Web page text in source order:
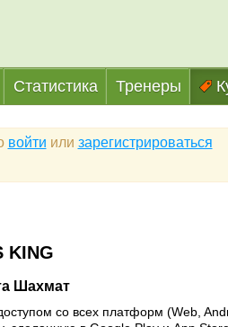
Статистика Тренеры
войти или зарегистрироваться
Шахмат
со всех платформ (Web,